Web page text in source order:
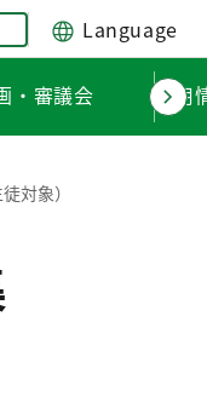
Language
・審議会 採用
対象）